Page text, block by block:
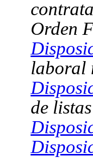
Orden
laboral
de